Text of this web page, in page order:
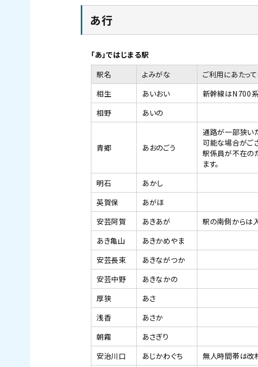
あ行
「あ」ではじまる駅
駅名
よみがな
ご利用にあたっ
相生
あいおい
新幹線はN700系
相野
あいの
青郷 あおのごう
通路が一部狭い
可能な場合がご
駅係員が不在の
ます。
明石
あかし
英賀保
あがほ
安芸阿賀
あきあが
駅の南側からは
あき亀山
あきかめやま
安芸長束
あきながつか
安芸中野
あきなかの
厚狭
あさ
浅香
あさか
朝霧
あさぎり
安治川口
あじかわぐち
無人時間帯は改